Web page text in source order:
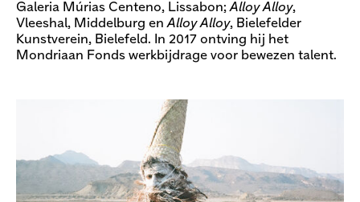
Galeria Múrias Centeno, Lissabon; Alloy Alloy,
Vleeshal, Middelburg en Alloy Alloy, Bielefelder
Kunstverein, Bielefeld. In 2017 ontving hij het
Mondriaan Fonds werkbijdrage voor bewezen talent.